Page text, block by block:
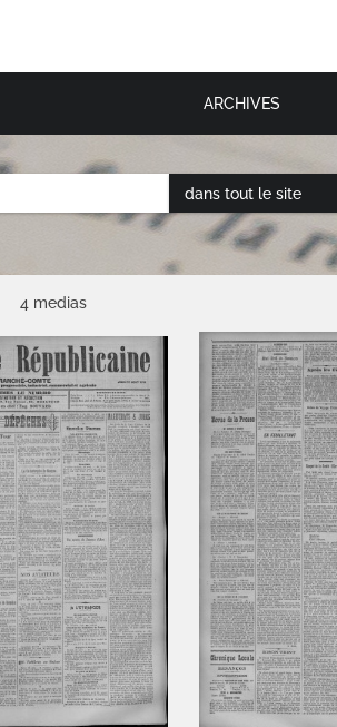
ARCHIVES
dans tout le site
4 medias